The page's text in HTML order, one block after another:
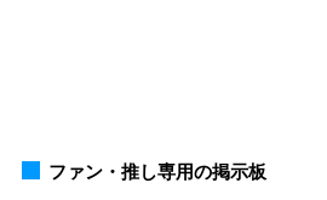
ファン・推し専用の掲示板